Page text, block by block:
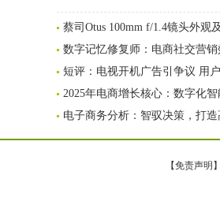
蔡司Otus 100mm f/1.4镜头外观
数字记忆修复师：电商社交营
短评：电视开机广告引争议 用
2025年电商增长核心：数字化
电子商务分析：智驭决策，打
【免责声明